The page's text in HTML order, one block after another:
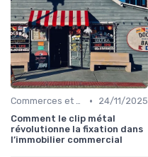
Commerces et Retail •
24/11/2025
Comment le clip métal
révolutionne la fixation dans
l’immobilier commercial